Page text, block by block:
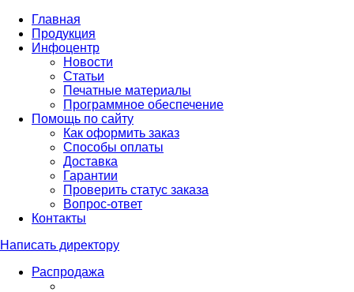
Главная
Продукция
Инфоцентр
Новости
Статьи
Печатные материалы
Программное обеспечение
Помощь по сайту
Как оформить заказ
Способы оплаты
Доставка
Гарантии
Проверить статус заказа
Вопрос-ответ
Контакты
Написать директору
Распродажа